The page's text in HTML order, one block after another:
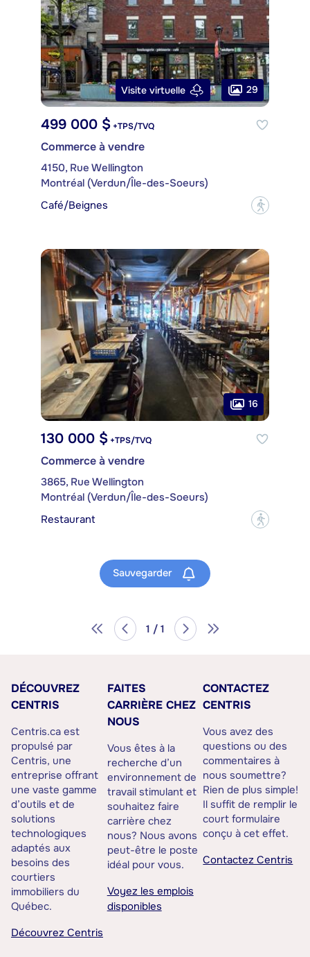
Visite virtuelle 29
499 000 $ +TPS/TVQ
Commerce à vendre
4150, Rue Wellington
Montréal (Verdun/Île-des-Soeurs)
Café/Beignes
?
16
130 000 $ +TPS/TVQ
Commerce à vendre
3865, Rue Wellington
Montréal (Verdun/Île-des-Soeurs)
Restaurant
?
Sauvegarder
1 / 1
DÉCOUVREZ
CENTRIS
Centris.ca est
propulsé par
Centris, une
entreprise offrant
une vaste gamme
d’outils et de
solutions
technologiques
adaptés aux
besoins des
courtiers
immobiliers du
Québec.
Découvrez Centris
FAITES
CARRIÈRE CHEZ
NOUS
Vous êtes à la
recherche d’un
environnement de
travail stimulant et
souhaitez faire
carrière chez
nous? Nous avons
peut-être le poste
idéal pour vous.
Voyez les emplois
disponibles
CONTACTEZ
CENTRIS
Vous avez des
questions ou des
commentaires à
nous soumettre?
Rien de plus simple!
Il suffit de remplir le
court formulaire
conçu à cet effet.
Contactez Centris